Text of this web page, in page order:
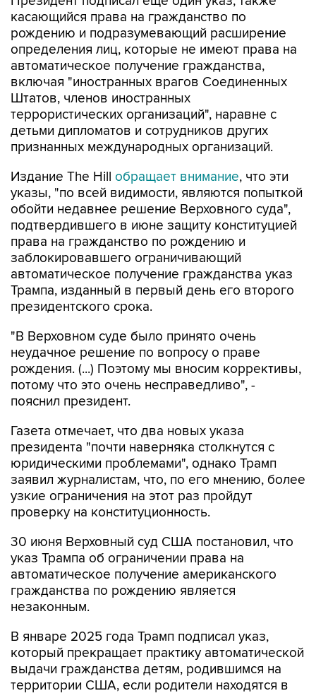
рождению и подразумевающий расширение
определения лиц, которые не имеют права на
автоматическое получение гражданства,
включая "иностранных врагов Соединенных
Штатов, членов иностранных
террористических организаций", наравне с
детьми дипломатов и сотрудников других
признанных международных организаций.
Издание The Hillобращает внимание, что эти
обойти недавнее решение Верховного суда",
подтвердившего в июне защиту конституцией
права на гражданство по рождению и
заблокировавшего ограничивающий
автоматическое получение гражданства указ
Трампа, изданный в первый день его второго
президентского срока.
"В Верховном суде было принято очень
рождения. (...) Поэтому мы вносим коррективы,
потому что это очень несправедливо", -
пояснил президент.
Газета отмечает, что два новых указа
юридическими проблемами", однако Трамп
заявил журналистам, что, по его мнению, более
узкие ограничения на этот раз пройдут
проверку на конституционность.
30 июня Верховный суд США постановил, что
автоматическое получение американского
гражданства по рождению является
незаконным.
В январе 2025 года Трамп подписал указ,
выдачи гражданства детям, родившимся на
территории США, если родители находятся в
стране нелегально или по краткосрочным
визам.